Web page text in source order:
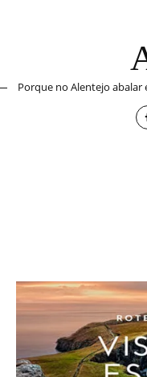
Porque no Alentejo